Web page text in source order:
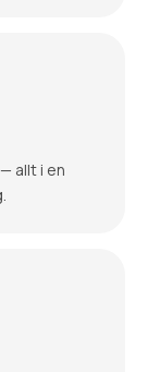
allt i en